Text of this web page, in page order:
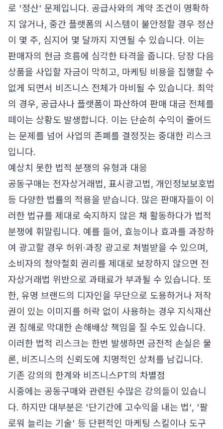
로 '정산' 문제입니다. 공급사와의 계약 조건이 명확하
지 않거나, 중간 플랫폼의 시스템이 불안정할 경우 정산
이 몇 주, 심지어 몇 달까지 지연될 수 있습니다. 이는
판매자의 현금 흐름에 심각한 타격을 줍니다. 당장 다음
상품을 사입할 자금이 막히고, 마케팅 비용을 집행할 수
없게 되면서 비즈니스 전체가 마비될 수 있습니다. 최악
의 경우, 공급사나 플랫폼이 파산하여 판매 대금 전체를
떼이는 상황도 발생합니다. 이는 단순히 수익이 줄어드
는 문제를 넘어 사업의 존폐를 결정짓는 중대한 리스크
입니다.
예상치 못한 법적 분쟁의 유형과 대응
공동구매는 전자상거래법, 표시광고법, 개인정보보호법
등 다양한 법률의 적용을 받습니다. 많은 판매자들이 이
러한 법규를 제대로 숙지하지 않은 채 활동하다가 법적
분쟁에 휘말립니다. 예를 들어, 효능이나 효과를 과장하
여 광고할 경우 허위·과장 광고로 처벌받을 수 있으며,
소비자의 청약철회 권리를 제대로 보장하지 않으면 전
자상거래법 위반으로 과태료가 부과될 수 있습니다. 또
한, 유명 브랜드의 디자인을 무단으로 도용하거나 저작
권이 있는 이미지를 허락 없이 사용하는 경우 지식재산
권 침해로 막대한 손해배상 책임을 질 수도 있습니다.
이러한 법적 리스크는 한번 발생하면 금전적 손실은 물
론, 비즈니스의 신뢰도에 치명적인 상처를 남깁니다.
기존 강의의 한계와 비즈니스PT의 차별점
시중에는 공동구매와 관련된 수많은 강의들이 있습니
다. 하지만 대부분은 '단기간에 고수익을 내는 법', '팔
로워 늘리는 기술' 등 단편적인 마케팅 스킬이나 도구